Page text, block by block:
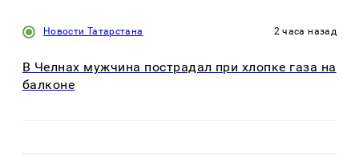
Новости Татарстана 2 часа назад
В Челнах мужчина пострадал при хлопке газа на
балконе